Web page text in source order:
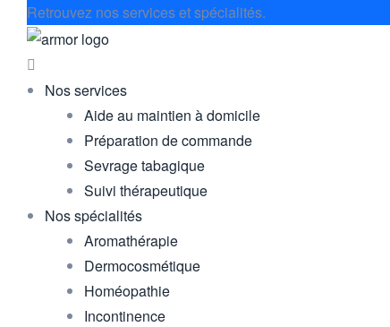
Retrouvez nos services et spécialités.
Nos services
Aide au maintien à domicile
Préparation de commande
Sevrage tabagique
Suivi thérapeutique
Nos spécialités
Aromathérapie
Dermocosmétique
Homéopathie
Incontinence